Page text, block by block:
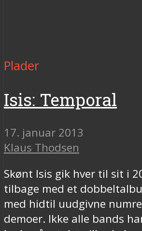
Plader
Isis: Temporal
17. januar 2013
Klaus Thodsen
Skønt Isis gik hver til sit i
tilbage med et
med hidtil uudgivne
demoer. Ikke alle bands